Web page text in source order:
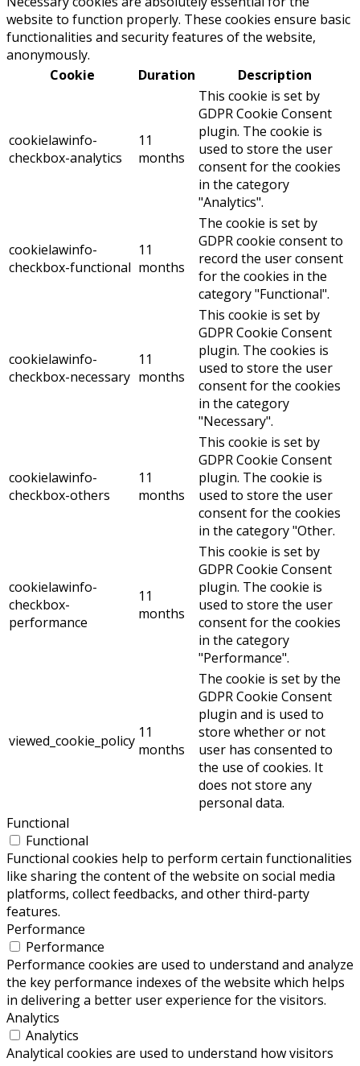
website to function properly. These cookies ensure basic
functionalities and security features of the website,
anonymously.
Cookie
Duration Description
cookielawinfo-
checkbox-analytics
11
months
This cookie is set by
GDPR Cookie Consent
plugin. The cookie is
used to store the user
consent for the cookies
in the category
"Analytics".
cookielawinfo-
checkbox-functional
11
months
The cookie is set by
GDPR cookie consent to
record the user consent
for the cookies in the
category "Functional".
cookielawinfo-
checkbox-necessary
11
months
This cookie is set by
GDPR Cookie Consent
plugin. The cookies is
used to store the user
consent for the cookies
in the category
"Necessary".
cookielawinfo-
checkbox-others
11
months
This cookie is set by
GDPR Cookie Consent
plugin. The cookie is
used to store the user
consent for the cookies
in the category "Other.
cookielawinfo-
checkbox-
performance
11
months
This cookie is set by
GDPR Cookie Consent
plugin. The cookie is
used to store the user
consent for the cookies
in the category
"Performance".
viewed_cookie_policy 11
months
The cookie is set by the
GDPR Cookie Consent
plugin and is used to
store whether or not
user has consented to
the use of cookies. It
does not store any
personal data.
Functional
Functional
Functional cookies help to perform certain functionalities
like sharing the content of the website on social media
platforms, collect feedbacks, and other third-party
features.
Performance
Performance
Performance cookies are used to understand and analyze
the key performance indexes of the website which helps
in delivering a better user experience for the visitors.
Analytics
Analytics
Analytical cookies are used to understand how visitors